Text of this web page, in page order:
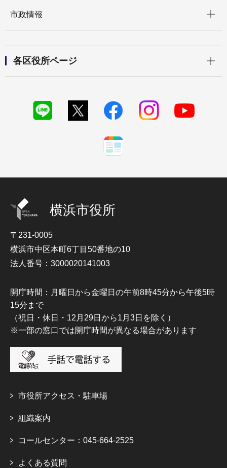
市政情報
各区役所ページ
横浜市役所
〒231-0005
横浜市中区本町6丁目50番地の10
法人番号：3000020141003
開庁時間：月曜日から金曜日の午前8時45分から午後5時
15分まで
（祝日・休日・12月29日から1月3日を除く）
※一部の窓口では開庁時間が異なる場合があります
市役所アクセス・駐車場
組織案内
コールセンター：045-664-2525
よくある質問